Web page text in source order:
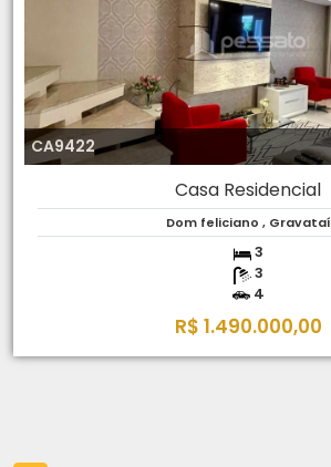
CA9422
Casa Residencial
Dom feliciano , Gravataí
3
3
4
R$ 1.490.000,00